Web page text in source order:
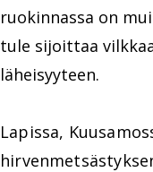
ruokinnassa on
tule sijoittaa
läheisyyteen.
Lapissa,